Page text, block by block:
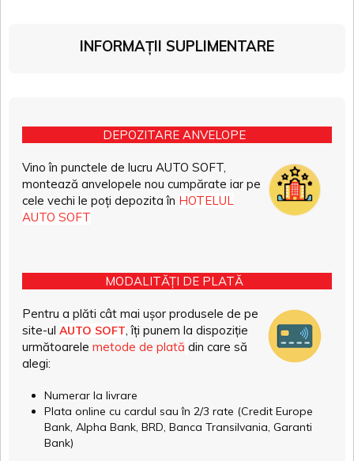
INFORMAȚII SUPLIMENTARE
DEPOZITARE ANVELOPE
Vino în punctele de lucru AUTO SOFT,
montează anvelopele nou cumpărate iar pe
cele vechi le poți depozita în HOTELUL
AUTO SOFT
MODALITĂȚI DE PLATĂ
Pentru a plăti cât mai ușor produsele de pe
site-ul AUTO SOFT , îți punem la dispoziție
următoarele metode de plată din care să
alegi:
Numerar la livrare
Plata online cu cardul sau în 2/3 rate (Credit Europe
Bank, Alpha Bank, BRD, Banca Transilvania, Garanti
Bank)